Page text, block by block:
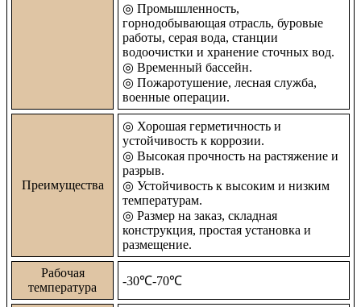
◎ Промышленность,
горнодобывающая отрасль, буровые
работы, серая вода, станции
водоочистки и хранение сточных вод.
◎ Временный бассейн.
◎ Пожаротушение, лесная служба,
военные операции.
Преимущества
◎ Хорошая герметичность и
устойчивость к коррозии.
◎ Высокая прочность на растяжение и
разрыв.
◎ Устойчивость к высоким и низким
температурам.
◎ Размер на заказ, складная
конструкция, простая установка и
размещение.
Рабочая
температура
-30℃-70℃